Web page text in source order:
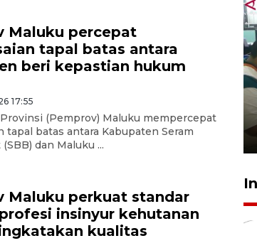
Maluku percepat
tapal batas antara
beri kepastian hukum
17:55
(Pemprov) Maluku mempercepat
tapal batas antara Kabupaten Seram
dan Maluku ...
Maluku perkuat standar
insinyur kehutanan
kualitas
ruang pada anak di lembaga
pembinaan
23 Juli 2026 14:28